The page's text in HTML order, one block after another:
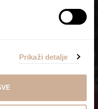
Prikaži detalje